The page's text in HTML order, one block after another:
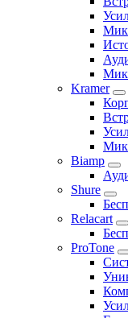
Kramer
Biamp
Shure
Relacart
ProTone